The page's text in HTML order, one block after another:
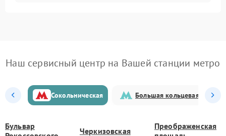
Наш сервисный центр на Вашей станции метро
Сокольническая Большая кольцевая
Бульвар
Черкизовская
Преображенская